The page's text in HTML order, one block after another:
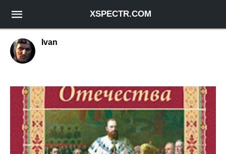
XSPECTR.COM
Ivan